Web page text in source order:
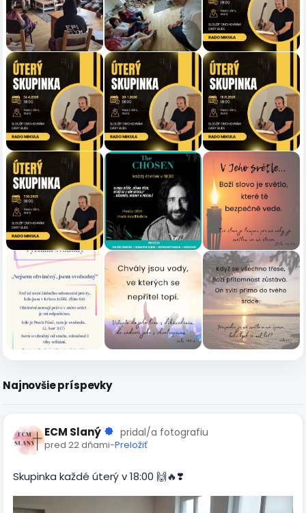
Najnovšie príspevky
ECM Slaný pridal/a fotografiu
pred 22 dňami-Preložiť
Skupinka každé úterý v 18:00 🙌🔥❣️